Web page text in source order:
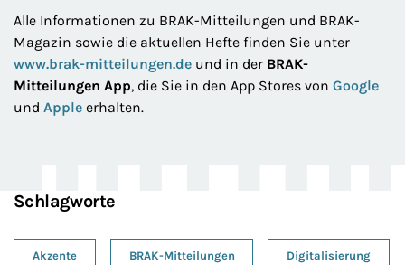
Alle Informationen zu BRAK-Mitteilungen und BRAK-
Magazin sowie die aktuellen Hefte finden Sie unter
www.brak-mitteilungen.de und in der BRAK-
Mitteilungen App, die Sie in den App Stores von Google
und Apple erhalten.
Schlagworte
Akzente BRAK-Mitteilungen Digitalisierung